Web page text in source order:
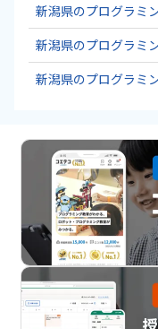
新潟県のプログラミ
新潟県のプログラミ
新潟県のプログラミ